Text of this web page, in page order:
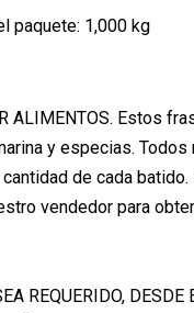
paquete: 1,000 kg
ALIMENTOS. Estos
y especias.
de cada
vendedor para
REQUERIDO,